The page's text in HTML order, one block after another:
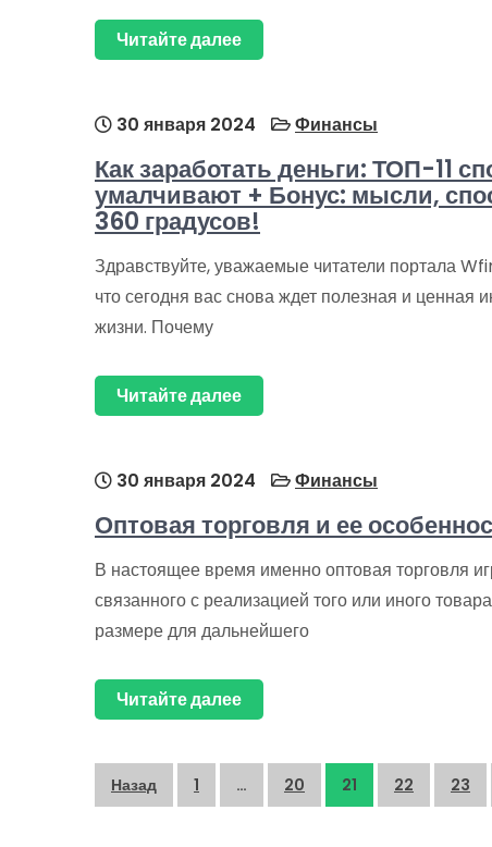
Читайте далее
30 января 2024 Финансы
Как заработать деньги: ТОП-11
умалчивают + Бонус: мысли,
360 градусов!
Здравствуйте, уважаемые читатели портала
что сегодня вас снова ждет полезная и
жизни. Почему
Читайте далее
30 января 2024 Финансы
Оптовая торговля и ее
В настоящее время именно оптовая торговля
связанного с реализацией того или иного
размере для дальнейшего
Читайте далее
Пагинация
Назад 1 … 20 21 22 23